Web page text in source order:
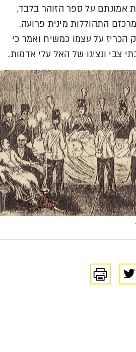
אמונתם על ספר הזוהר בלבד,
התהוללות מינית פרועה.
הכריז על עצמו כמשיח ואמר כי
צבי ונציגו של האל עלי אדמות.